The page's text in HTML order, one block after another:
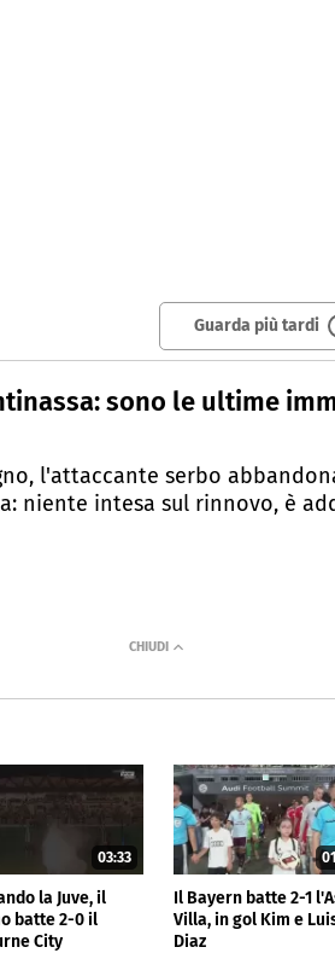
Guarda più tardi
sono le ultime
l'attaccante serbo
niente intesa sul rinnovo, è
03:33
la Juve, il
batte 2-0 il
City
Il Bayern batte 2-1
Villa, in gol Kim e
Diaz